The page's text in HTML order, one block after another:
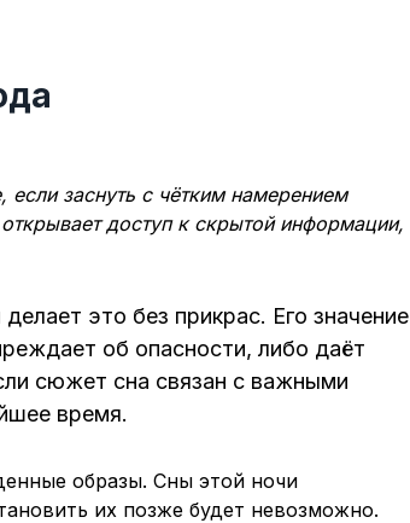
заснуть с чётким намерением
доступ к скрытой информации,
это без прикрас. Его значение
об опасности, либо даёт
сюжет сна связан с важными
время.
образы. Сны этой ночи
их позже будет невозможно.